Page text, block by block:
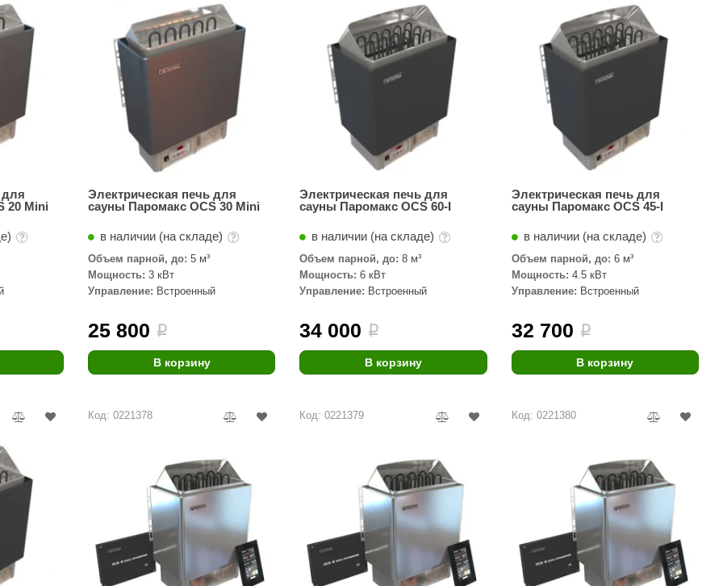
Сталь-Мастер
Банные штучки
CeruttiSpa
Русский дух
Карельские легенды
Rento
LUX ELEMENTS
LANG’s
Rohol
Baldus Kvimol
Ермак-Термо
Добросталь
Аэровита УМТ
Костёр ЭНЕРГОРЕСУРС
для
20 Mini
Электрическая печь для
сауны Паромакс OCS 30 Mini
в наличии (на складе)
Объем парной, до: 5 м³
Мощность: 3 кВт
Управление: Встроенный
25 800 i
В корзину
Электрическая печь для
сауны Паромакс OCS 60-I
в наличии (на складе)
Объем парной, до: 8 м³
Мощность: 6 кВт
Управление: Встроенный
34 000 i
В корзину
Электрическая печь для
сауны Паромакс OCS 45-I
в наличии (на складе)
Объем парной, до: 6 м³
Мощность: 4.5 кВт
Управление: Встроенный
32 700 i
В корзину
Код: 0221378 Код: 0221379 Код: 0221380